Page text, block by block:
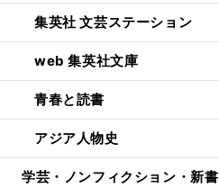
集英社 文芸ステーション
web 集英社文庫
青春と読書
アジア人物史
学芸・ノンフィクション・新書